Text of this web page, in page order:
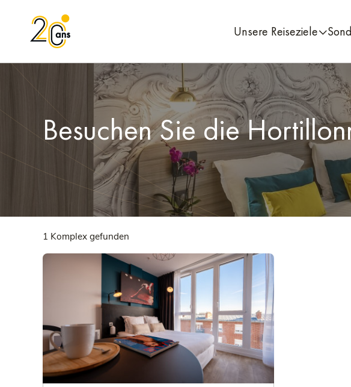
Unsere Reiseziele
Besuchen Sie die
1 Komplex gefunden